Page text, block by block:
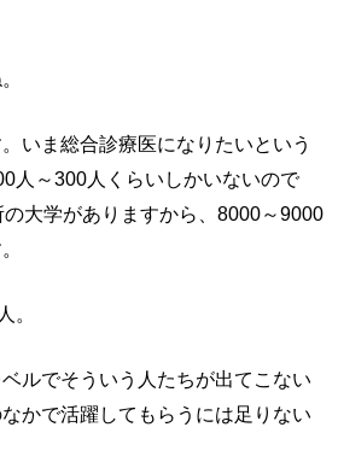
いま総合診療医になりたいという
人～300人くらいしかいないので
大学がありますから、8000～9000
。
ルでそういう人たちが出てこない
かで活躍してもらうには足りない